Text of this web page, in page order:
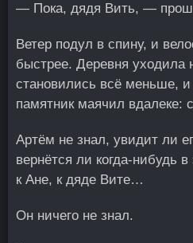
— Пока, дядя Вить, —
Ветер подул в спину, и
быстрее. Деревня уходила
становились всё меньше, и
памятник маячил вдалеке:
Артём не знал, увидит ли
вернётся ли когда-нибудь
к Ане, к дяде Вите…
Он ничего не знал.